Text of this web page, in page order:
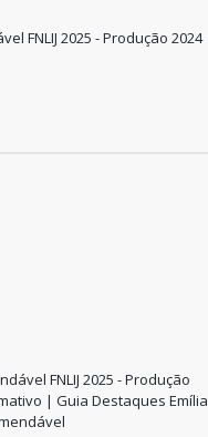
FNLIJ 2025 - Produção 2024
FNLIJ 2025 - Produção
| Guia Destaques Emília